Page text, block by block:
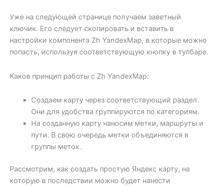
Уже на следующей странице получаем заветный
ключик. Его следует скопировать и вставить в
настройки компонента Zh YandexMap, в которые можно
попасть, используя соответствующую кнопку в тулбаре.
Каков принцип работы с Zh YandexMap:
Создаем карту через соответствующий раздел.
Они для удобства группируются по категориям.
На созданную карту наносим метки, маршруты и
пути. В свою очередь метки объединяются в
группы меток.
Рассмотрим, как создать простую Яндекс карту, на
которую в последствии можно будет нанести